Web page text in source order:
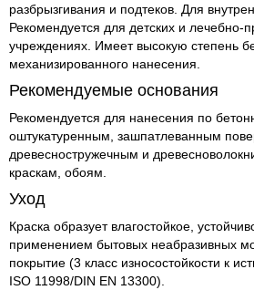
разбрызгивания и подтеков. Для
Рекомендуется для детских и лечебно-
учреждениях. Имеет высокую степень
механизированного нанесения.
Рекомендуемые основания
Рекомендуется для нанесения по
оштукатуренным, зашпатлеванным
древесностружечным и
краскам, обоям.
Уход
Краска образует влагостойкое,
применением бытовых неабразивных
покрытие (3 класс износостойкости к
ISO 11998/DIN EN 13300).